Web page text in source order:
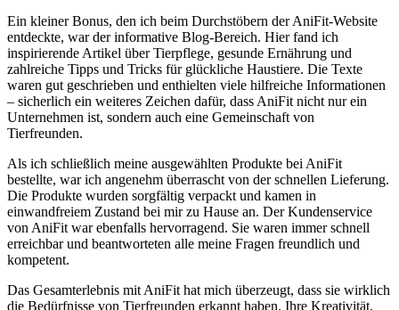
Ein​ kleiner Bonus,⁢ den‌ ich beim⁣ Durchstöbern ‌der AniFit-Website
entdeckte, war der informative Blog-Bereich. Hier fand ich
⁢inspirierende Artikel⁤ über⁢ Tierpflege,​ gesunde Ernährung⁣ und
⁤zahlreiche Tipps und ‍Tricks⁤ für glückliche Haustiere. Die Texte
waren⁤ gut⁤ geschrieben und‌ enthielten viele hilfreiche Informationen
– sicherlich ein‍ weiteres Zeichen dafür, dass AniFit nicht nur‍ ein
Unternehmen ist, sondern ‌auch eine⁢ Gemeinschaft von
‌Tierfreunden.
Als ⁢ich ​schließlich meine‌ ausgewählten Produkte bei AniFit
bestellte, war ich angenehm überrascht von der‍ schnellen Lieferung.
Die Produkte wurden sorgfältig verpackt‌ und kamen in
einwandfreiem Zustand bei mir ⁣zu Hause an. Der⁣ Kundenservice
von AniFit‌ war​ ebenfalls ‌hervorragend.​ Sie waren immer schnell
erreichbar und beantworteten alle meine Fragen⁢ freundlich und
kompetent.
Das Gesamterlebnis mit ⁢AniFit hat mich überzeugt, ‌dass⁤ sie wirklich
‌die Bedürfnisse von Tierfreunden erkannt haben. Ihre ⁣Kreativität,